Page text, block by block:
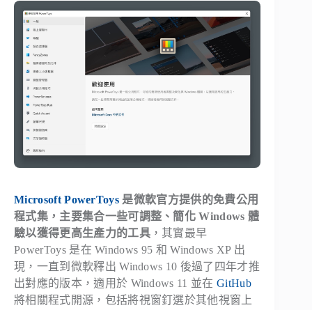
Microsoft PowerToys 是微軟官方提供的免費公用
程式集，主要集合一些可調整、簡化 Windows 體
驗以獲得更高生產力的工具，其實最早
PowerToys 是在 Windows 95 和 Windows XP 出
現，一直到微軟釋出 Windows 10 後過了四年才推
出對應的版本，適用於 Windows 11 並在 GitHub
將相關程式開源，包括將視窗釘選於其他視窗上